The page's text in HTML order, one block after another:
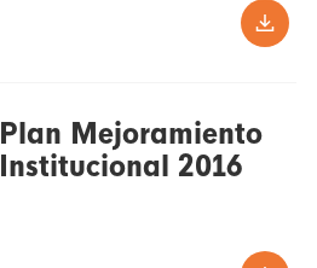
Plan Mejoramiento
Institucional 2016